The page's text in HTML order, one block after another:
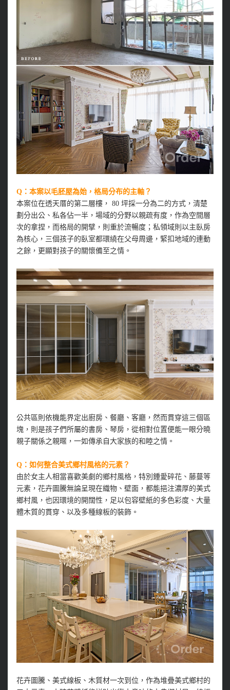
Q：本案以毛胚屋為始，格局分布的主軸？
本案位在透天厝的第二層樓， 80 坪採一分為二的方式，清楚
劃分出公、私各佔一半，場域的分野以親疏有度，作為空間層
次的拿捏，而格局的開擘，則重於流暢度；私領域則以主臥房
為核心，三個孩子的臥室都環繞在父母周邊，緊扣地域的連動
之餘，更顯對孩子的關懷備至之情。
公共區則依機能界定出廚房、餐廳、客廳，然而貫穿這三個區
塊，則是孩子們所屬的書房、琴房，從相對位置便能一眼分曉
親子關係之親暱，一如傳承自大家族的和睦之情。
Q：如何整合美式鄉村風格的元素？
由於女主人相當喜歡美劇的鄉村風格，特別鍾愛碎花、藤蔓等
元素，花卉圖騰無論呈現在織物、壁面，都能挹注濃厚的美式
鄉村風，也因環境的開闊性，足以包容壁紙的多色彩度、大量
體木質的貫穿、以及多種線板的裝飾。
花卉圖騰、美式線板、木質材一次到位，作為堆疊美式鄉村的